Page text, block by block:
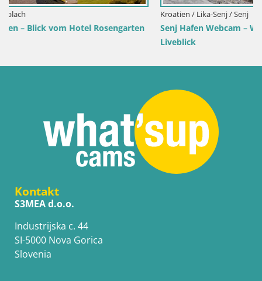
Senj Hafen Webcam – Wellenbrecher & Leuchtturm
Kontakt
S3MEA d.o.o.
Industrijska c. 44
SI-5000 Nova Gorica
Slovenia